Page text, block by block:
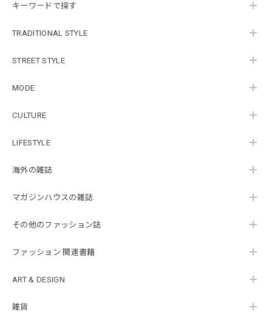
キーワードで探す
TRADITIONAL STYLE
STREET STYLE
MODE
CULTURE
LIFESTYLE
海外の雑誌
マガジンハウスの雑誌
その他のファッション誌
ファッション 関連書籍
ART & DESIGN
雑貨